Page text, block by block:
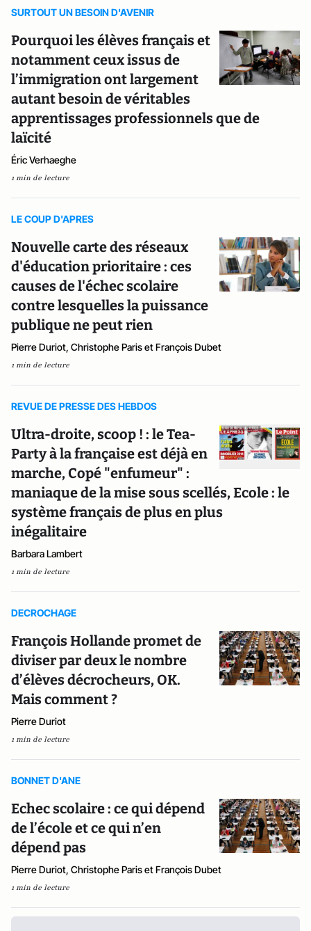
SURTOUT UN BESOIN D'AVENIR
Pourquoi les élèves français et
notamment ceux issus de
l’immigration ont largement
autant besoin de véritables
apprentissages professionnels que de
laïcité
Éric Verhaeghe
1 min de lecture
LE COUP D'APRES
Nouvelle carte des réseaux
d'éducation prioritaire : ces
causes de l'échec scolaire
contre lesquelles la puissance
publique ne peut rien
Pierre Duriot, Christophe Paris et François Dubet
1 min de lecture
REVUE DE PRESSE DES HEBDOS
Ultra-droite, scoop ! : le Tea-
Party à la française est déjà en
marche, Copé "enfumeur" :
maniaque de la mise sous scellés, Ecole : le
système français de plus en plus
inégalitaire
Barbara Lambert
1 min de lecture
DECROCHAGE
François Hollande promet de
diviser par deux le nombre
d’élèves décrocheurs, OK.
Mais comment ?
Pierre Duriot
1 min de lecture
BONNET D'ANE
Echec scolaire : ce qui dépend
de l’école et ce qui n’en
dépend pas
Pierre Duriot, Christophe Paris et François Dubet
1 min de lecture